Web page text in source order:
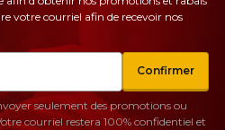
votre courriel afin de recevoir nos
Confirmer
seulement des promotions ou
courriel restera 100% confidentiel et